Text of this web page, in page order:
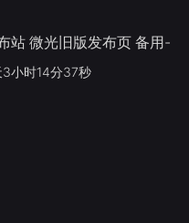
站 微光旧版发布页 备用-
小时14分38秒